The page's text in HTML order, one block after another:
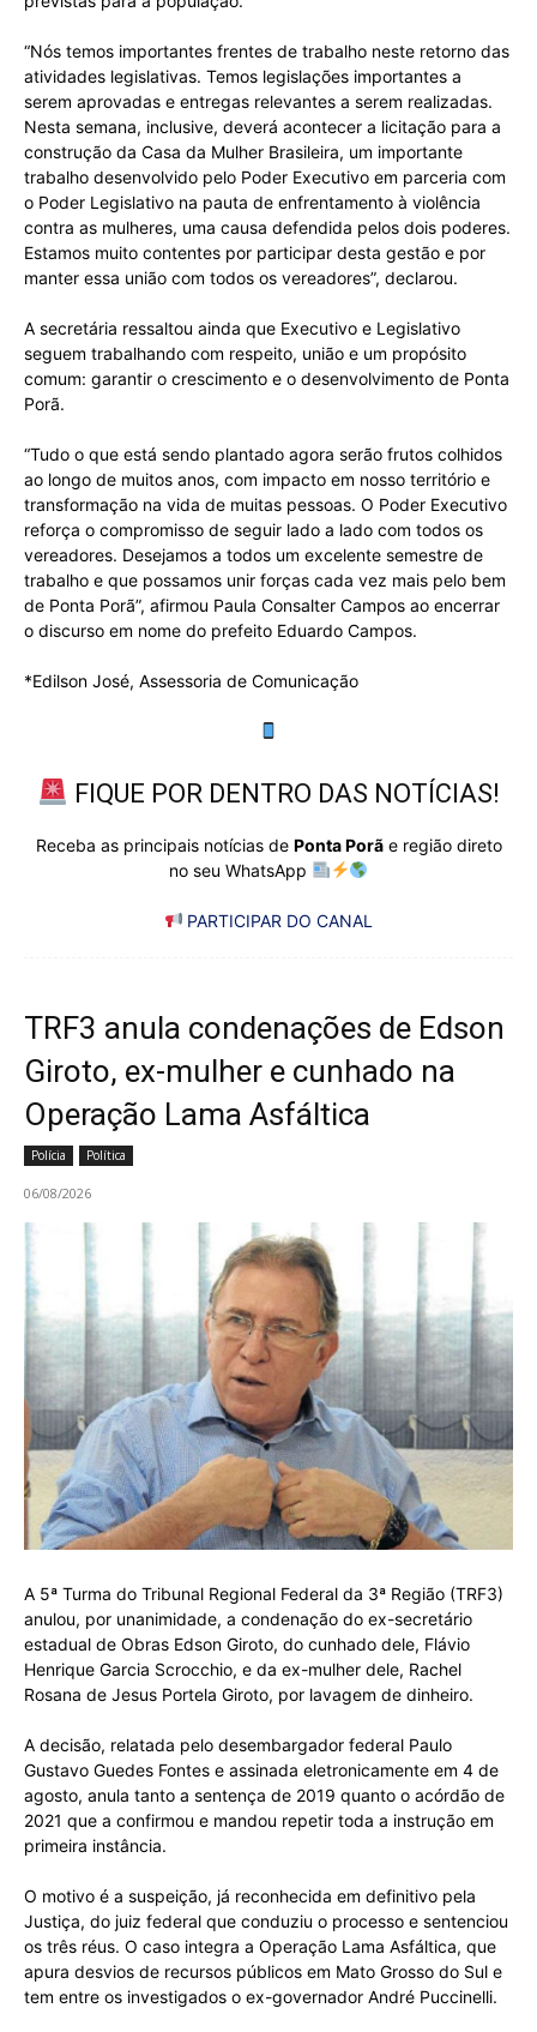
“Nós temos importantes frentes de trabalho neste retorno das
atividades legislativas. Temos legislações importantes a
serem aprovadas e entregas relevantes a serem realizadas.
Nesta semana, inclusive, deverá acontecer a licitação para a
construção da Casa da Mulher Brasileira, um importante
trabalho desenvolvido pelo Poder Executivo em parceria com
o Poder Legislativo na pauta de enfrentamento à violência
contra as mulheres, uma causa defendida pelos dois poderes.
Estamos muito contentes por participar desta gestão e por
manter essa união com todos os vereadores”, declarou.
A secretária ressaltou ainda que Executivo e Legislativo
seguem trabalhando com respeito, união e um propósito
comum: garantir o crescimento e o desenvolvimento de Ponta
Porã.
“Tudo o que está sendo plantado agora serão frutos colhidos
ao longo de muitos anos, com impacto em nosso território e
transformação na vida de muitas pessoas. O Poder Executivo
reforça o compromisso de seguir lado a lado com todos os
vereadores. Desejamos a todos um excelente semestre de
trabalho e que possamos unir forças cada vez mais pelo bem
de Ponta Porã”, afirmou Paula Consalter Campos ao encerrar
o discurso em nome do prefeito Eduardo Campos.
*Edilson José, Assessoria de Comunicação
FIQUE POR DENTRO DAS NOTÍCIAS!
Receba as principais notícias de Ponta Porãe região direto
no seu WhatsApp
PARTICIPAR DO CANAL
TRF3 anula condenações de Edson
Giroto, ex-mulher e cunhado na
Operação Lama Asfáltica
Polícia Política
06/08/2026
A 5ª Turma do Tribunal Regional Federal da 3ª Região (TRF3)
anulou, por unanimidade, a condenação do ex-secretário
estadual de Obras Edson Giroto, do cunhado dele, Flávio
Henrique Garcia Scrocchio, e da ex-mulher dele, Rachel
Rosana de Jesus Portela Giroto, por lavagem de dinheiro.
A decisão, relatada pelo desembargador federal Paulo
Gustavo Guedes Fontes e assinada eletronicamente em 4 de
agosto, anula tanto a sentença de 2019 quanto o acórdão de
2021 que a confirmou e mandou repetir toda a instrução em
primeira instância.
O motivo é a suspeição, já reconhecida em definitivo pela
Justiça, do juiz federal que conduziu o processo e sentenciou
os três réus. O caso integra a Operação Lama Asfáltica, que
apura desvios de recursos públicos em Mato Grosso do Sul e
tem entre os investigados o ex-governador André Puccinelli.